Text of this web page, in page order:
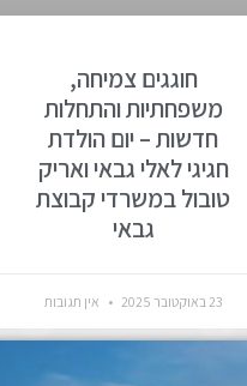
חוגגים צמיחה,
משפחתיות והתחלות
חדשות – יום הולדת
חגיגי לאלי גבאי ואריק
טובול במשרדי קבוצת
גבאי
23 באוקטובר 2025 אין תגובות